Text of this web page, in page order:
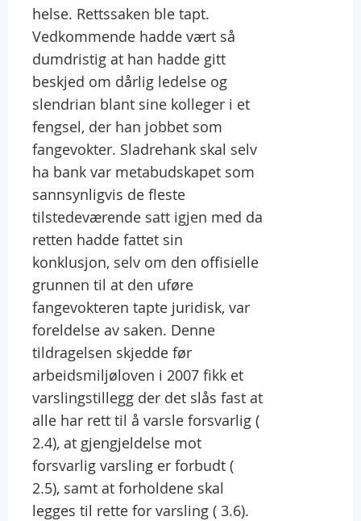
helse. Rettssaken ble tapt.
Vedkommende hadde vært så
dumdristig at han hadde gitt
beskjed om dårlig ledelse og
slendrian blant sine kolleger i et
fengsel, der han jobbet som
fangevokter. Sladrehank skal selv
ha bank var metabudskapet som
sannsynligvis de fleste
tilstedeværende satt igjen med da
retten hadde fattet sin
konklusjon, selv om den offisielle
grunnen til at den uføre
fangevokteren tapte juridisk, var
foreldelse av saken. Denne
tildragelsen skjedde før
arbeidsmiljøloven i 2007 fikk et
varslingstillegg der det slås fast at
alle har rett til å varsle forsvarlig (
2.4), at gjengjeldelse mot
forsvarlig varsling er forbudt (
2.5), samt at forholdene skal
legges til rette for varsling ( 3.6).